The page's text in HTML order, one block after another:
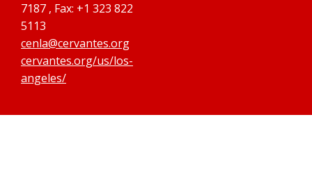
7187 , Fax: +1 323 822
5113
cenla@cervantes.org
cervantes.org/us/los-
angeles/